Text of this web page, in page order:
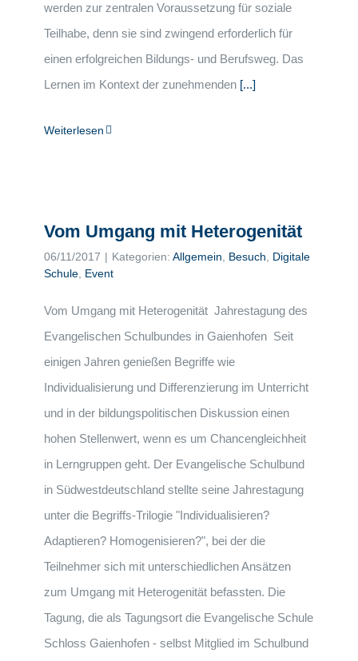
werden zur zentralen Voraussetzung für soziale
Teilhabe, denn sie sind zwingend erforderlich für
einen erfolgreichen Bildungs- und Berufsweg. Das
Lernen im Kontext der zunehmenden [...]
Weiterlesen
Vom Umgang mit Heterogenität
06/11/2017 | Kategorien: Allgemein Besuch
Digitale
Schule Event
Vom Umgang mit Heterogenität Jahrestagung des
Evangelischen Schulbundes in Gaienhofen Seit
einigen Jahren genießen Begriffe wie
Individualisierung und Differenzierung im Unterricht
und in der bildungspolitischen Diskussion einen
hohen Stellenwert, wenn es um Chancengleichheit
in Lerngruppen geht. Der Evangelische Schulbund
in Südwestdeutschland stellte seine Jahrestagung
unter die Begriffs-Trilogie "Individualisieren?
Adaptieren? Homogenisieren?", bei der die
Teilnehmer sich mit unterschiedlichen Ansätzen
zum Umgang mit Heterogenität befassten. Die
Tagung, die als Tagungsort die Evangelische Schule
Schloss Gaienhofen - selbst Mitglied im Schulbund